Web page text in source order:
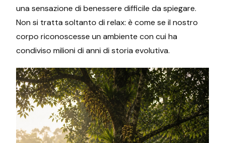
una sensazione di benessere difficile da spiegare.
Non si tratta soltanto di relax: è come se il nostro
corpo riconoscesse un ambiente con cui ha
condiviso milioni di anni di storia evolutiva.